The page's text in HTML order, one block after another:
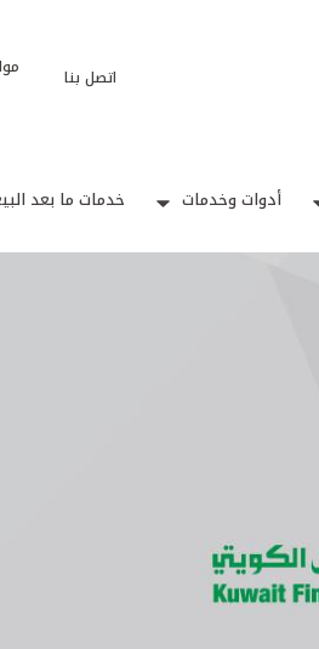
اتصل بنا
أدوات وخدمات خدمات ما بعد